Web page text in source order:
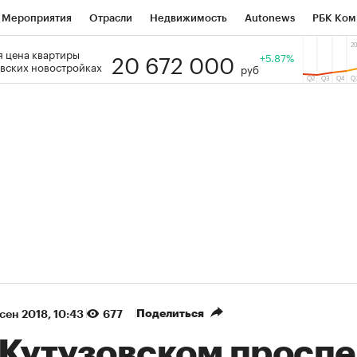
Мероприятия Отрасли Недвижимость Autonews РБК
РБК Образование Тренды
цена квартиры
новостройках
20 672 000 руб
+5.87%
2018, 10:43 677 Поделиться